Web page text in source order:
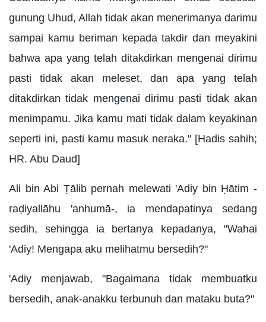
gunung Uhud, Allah tidak akan menerimanya darimu
sampai kamu beriman kepada takdir dan meyakini
bahwa apa yang telah ditakdirkan mengenai dirimu
pasti tidak akan meleset, dan apa yang telah
ditakdirkan tidak mengenai dirimu pasti tidak akan
menimpamu. Jika kamu mati tidak dalam keyakinan
seperti ini, pasti kamu masuk neraka." [Hadis sahih;
HR. Abu Daud]
Ali bin Abi Ṭālib pernah melewati 'Adiy bin Ḥātim -
raḍiyallāhu 'anhumā-, ia mendapatinya sedang
sedih, sehingga ia bertanya kepadanya, "Wahai
'Adiy! Mengapa aku melihatmu bersedih?"
'Adiy menjawab, "Bagaimana tidak membuatku
bersedih, anak-anakku terbunuh dan mataku buta?"